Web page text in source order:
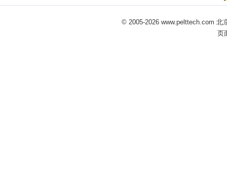
© 2005-2026 www.pelttech.com 北
页